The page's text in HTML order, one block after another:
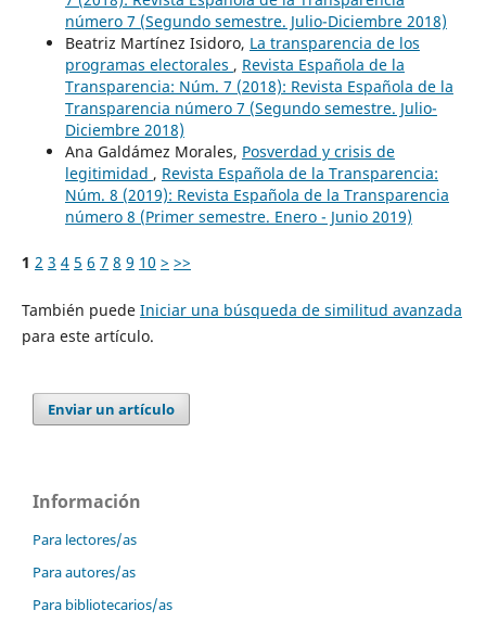
número 7 (Segundo semestre. Julio-Diciembre 2018)
Beatriz Martínez Isidoro, La transparencia de los
programas electorales , Revista Española de la
Transparencia: Núm. 7 (2018): Revista Española de la
Transparencia número 7 (Segundo semestre. Julio-
Diciembre 2018)
Ana Galdámez Morales, Posverdad y crisis de
legitimidad , Revista Española de la Transparencia:
Núm. 8 (2019): Revista Española de la Transparencia
número 8 (Primer semestre. Enero - Junio 2019)
1 2 3 4 5 6 7 8 9 10 > >>
También puede Iniciar una búsqueda de similitud avanzada
para este artículo.
Enviar un artículo
Información
Para lectores/as
Para autores/as
Para bibliotecarios/as